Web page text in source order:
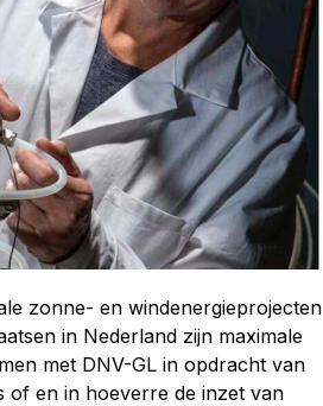
zonne- en windenergieprojecten
in Nederland zijn maximale
met DNV-GL in opdracht van
of en in hoeverre de inzet van